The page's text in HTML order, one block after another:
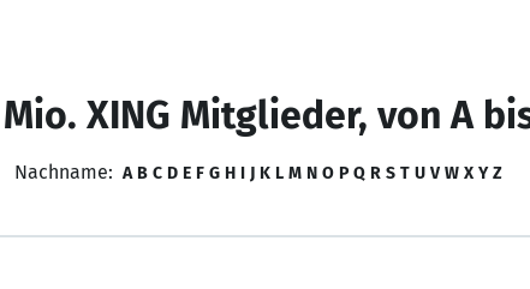
XING Mitglieder, von A
Nachname: A B C D E F G H I J K L M N O P Q R S T U V W X Y Z